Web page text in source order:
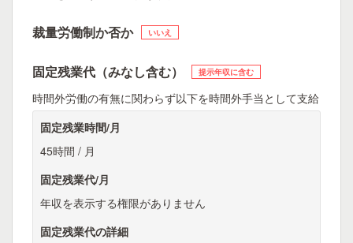
裁量労働制か否か いいえ
固定残業代（みなし含む） 提示年収に含む
時間外労働の有無に関わらず以下を時間外手当として支給
固定残業時間/月
45時間 / 月
固定残業代/月
年収を表示する権限がありません
固定残業代の詳細